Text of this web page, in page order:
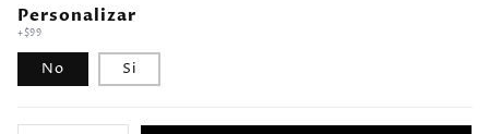
Personalizar
+$99
No Si